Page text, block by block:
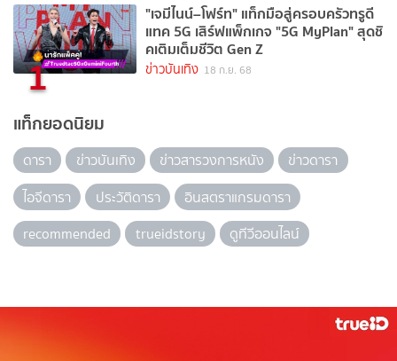
1
"เจมีไนน์–โฟร์ท" แท็กมือสู่ครอบครัวทรูดี
แทค 5G เสิร์ฟแพ็กเกจ "5G MyPlan" สุดชิ
คเติมเต็มชีวิต Gen Z
ข่าวบันเทิง 18 ก.ย. 68
แท็กยอดนิยม
ดารา ข่าวบันเทิง ข่าวสารวงการหนัง
ข่าวดารา
ไอจีดารา
ประวัติดารา
อินสตราแกรมดารา
recommended
trueidstory ดูทีวีออนไลน์